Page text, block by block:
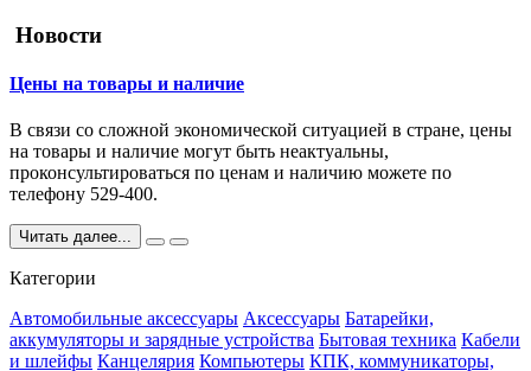
Новости
Цены на товары и наличие
В связи со сложной экономической ситуацией в стране, цены
на товары и наличие могут быть неактуальны,
проконсультироваться по ценам и наличию можете по
телефону 529-400.
Читать далее...
Категории
Автомобильные аксессуары Аксессуары Батарейки,
аккумуляторы и зарядные устройства Бытовая техника Кабели
и шлейфы Канцелярия Компьютеры КПК, коммуникаторы,